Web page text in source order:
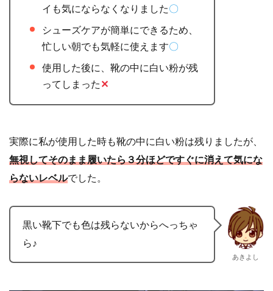
イも気にならなくなりました〇
シューズケアが簡単にできるため、
忙しい朝でも気軽に使えます〇
使用した後に、靴の中に白い粉が残
ってしまった ✕
実際に私が使用した時も靴の中に白い粉は残りましたが、
無視してそのまま履いたら３分ほどですぐに消えて気にな
らないレベルでした。
黒い靴下でも色は残らないからへっちゃ
ら♪
あきよし